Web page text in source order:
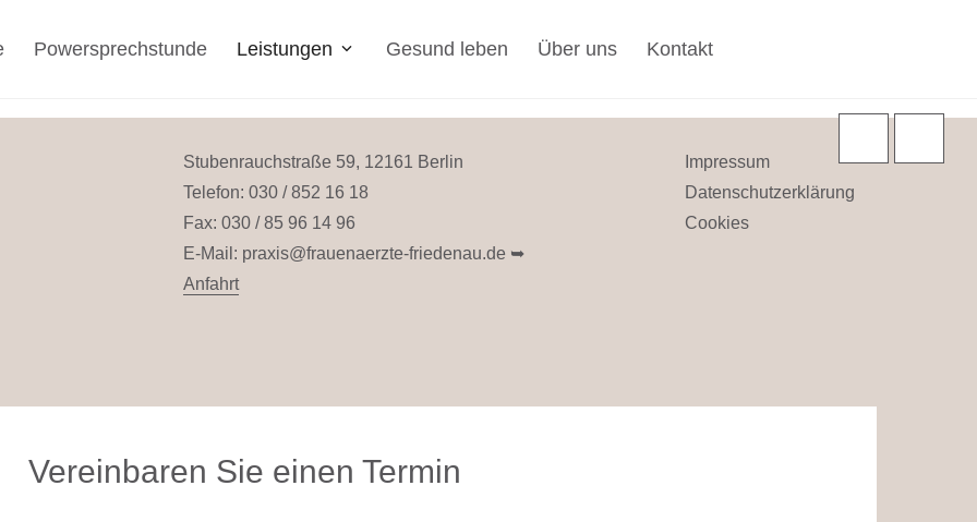
Powersprechstunde Leistungen Gesund leben Über uns Kontakt
Stubenrauchstraße 59, 12161 Berlin
Telefon: 030 / 852 16 18
Fax: 030 / 85 96 14 96
E-Mail: praxis@frauenaerzte-friedenau.de ➥
Anfahrt
Impressum
Datenschutzerklärung
Cookies
Vereinbaren Sie einen Termin